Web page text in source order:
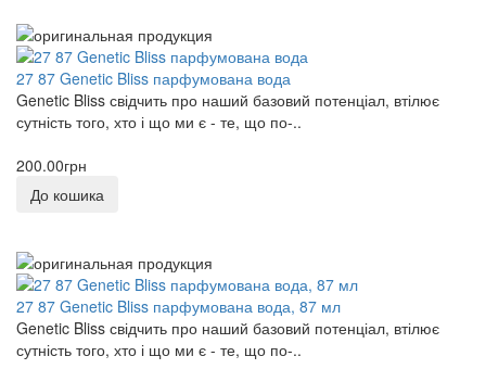
27 87 Genetic Bliss парфумована вода
Genetic Bliss свідчить про наший базовий потенціал, втілює
сутність того, хто і що ми є - те, що по-..
200.00грн
До кошика
27 87 Genetic Bliss парфумована вода, 87 мл
Genetic Bliss свідчить про наший базовий потенціал, втілює
сутність того, хто і що ми є - те, що по-..